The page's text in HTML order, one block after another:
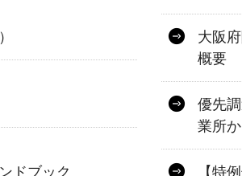
大阪
概要
優先
業所
ドブック
【特